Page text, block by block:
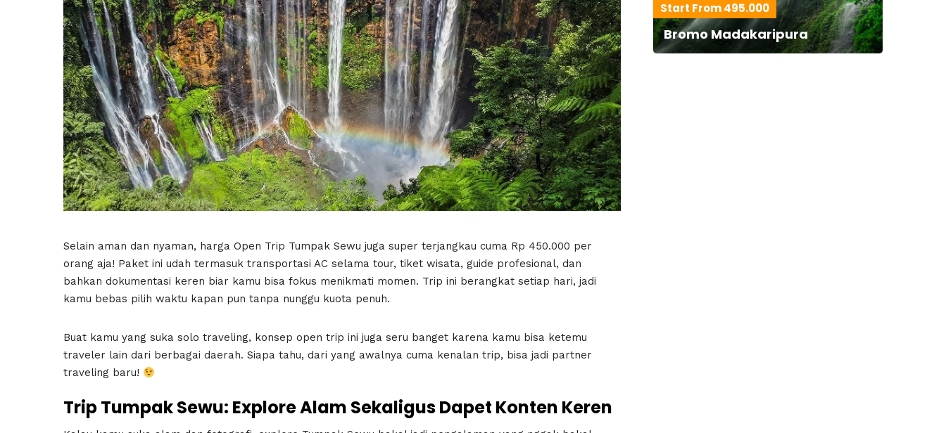
Selain aman dan nyaman, harga Open Trip Tumpak Sewu juga super terjangkau cuma Rp 450.000 per
orang aja! Paket ini udah termasuk transportasi AC selama tour, tiket wisata, guide profesional, dan
bahkan dokumentasi keren biar kamu bisa fokus menikmati momen. Trip ini berangkat setiap hari, jadi
kamu bebas pilih waktu kapan pun tanpa nunggu kuota penuh.
Buat kamu yang suka solo traveling, konsep open trip ini juga seru banget karena kamu bisa ketemu
traveler lain dari berbagai daerah. Siapa tahu, dari yang awalnya cuma kenalan trip, bisa jadi partner
traveling baru!
Trip Tumpak Sewu: Explore Alam Sekaligus Dapet Konten Keren
Start From 495.000
Bromo Madakaripura